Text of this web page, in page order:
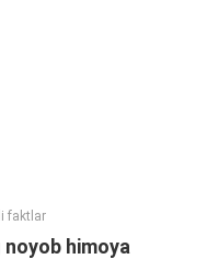
faktlar
himoya